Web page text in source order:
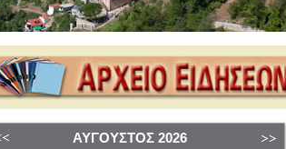
ΑΎΓΟΥΣΤΟΣ 2026